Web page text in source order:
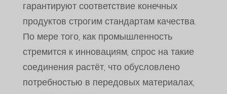
гарантируют соответствие конечных
продуктов строгим стандартам качества.
По мере того, как промышленность
стремится к инновациям, спрос на такие
соединения растёт, что обусловлено
потребностью в передовых материалах,